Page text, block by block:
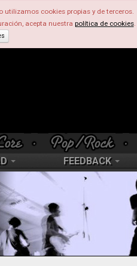
cookies propias y de terceros.
acepta nuestra política de cookies.
FEEDBACK